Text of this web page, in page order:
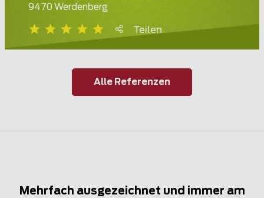
9470 Werdenberg
Teilen
Alle Referenzen
Mehrfach ausgezeichnet und immer am